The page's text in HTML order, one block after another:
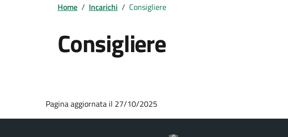
Home / Incarichi / Consigliere
Consigliere
Pagina aggiornata il 27/10/2025